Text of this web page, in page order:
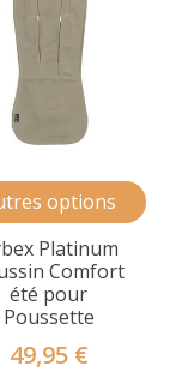
options
Platinum
Comfort
été pour
Poussette
49,95 €